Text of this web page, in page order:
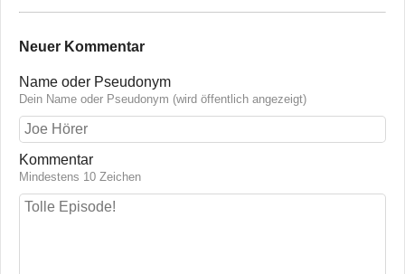
Neuer Kommentar
Name oder Pseudonym
Dein Name oder Pseudonym (wird öffentlich angezeigt)
Kommentar
Mindestens 10 Zeichen